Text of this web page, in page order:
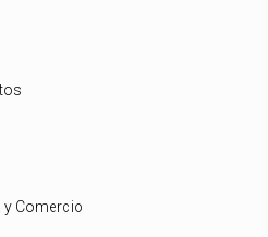
y Comercio